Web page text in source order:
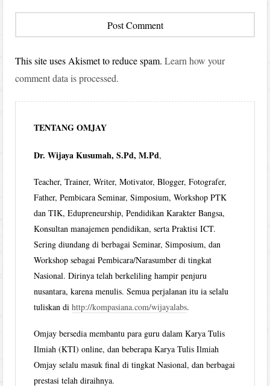
This site uses Akismet to reduce spam.Learn how your
comment data is processed.
TENTANG OMJAY
Dr. Wijaya Kusumah, S.Pd, M.Pd,
Teacher, Trainer, Writer, Motivator, Blogger, Fotografer,
Father, Pembicara Seminar, Simposium, Workshop PTK
dan TIK, Edupreneurship, Pendidikan Karakter Bangsa,
Konsultan manajemen pendidikan, serta Praktisi ICT.
Sering diundang di berbagai Seminar, Simposium, dan
Workshop sebagai Pembicara/Narasumber di tingkat
Nasional. Dirinya telah berkeliling hampir penjuru
nusantara, karena menulis. Semua perjalanan itu ia selalu
tuliskan dihttp://kompasiana.com/wijayalabs.
Omjay bersedia membantu para guru dalam Karya Tulis
Ilmiah (KTI) online, dan beberapa Karya Tulis Ilmiah
Omjay selalu masuk final di tingkat Nasional, dan berbagai
prestasi telah diraihnya.